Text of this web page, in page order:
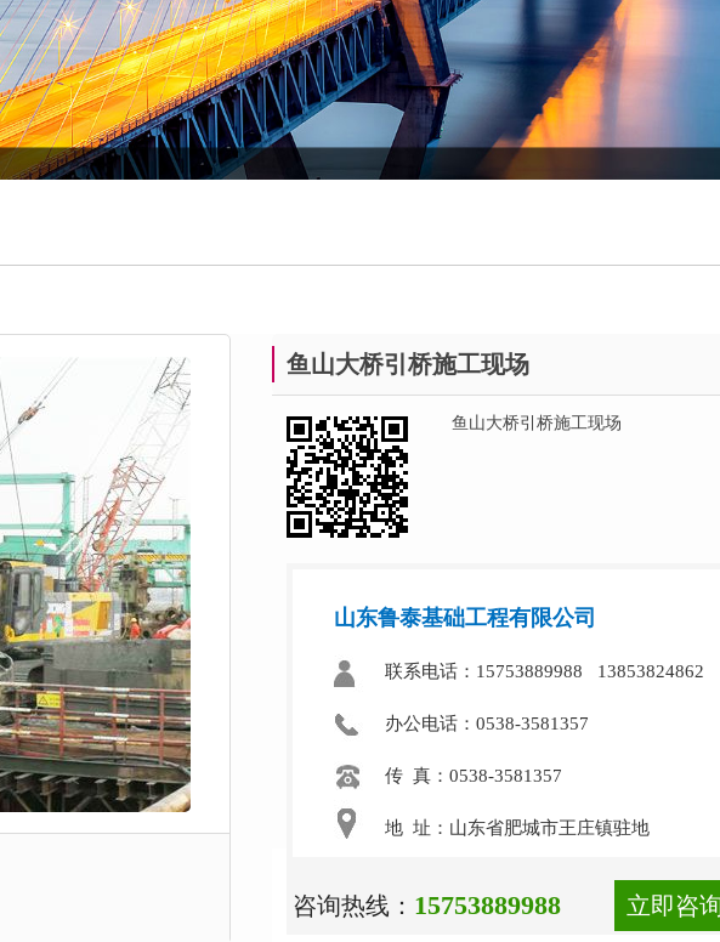
鱼山大桥引桥施工现场
鱼山大桥引桥施工现场
山东鲁泰基础工程有限公司
联系电话：15753889988 13853824862
办公电话：0538-3581357
传 真：0538-3581357
地 址：山东省肥城市王庄镇驻地
咨询热线： 15753889988 立即咨